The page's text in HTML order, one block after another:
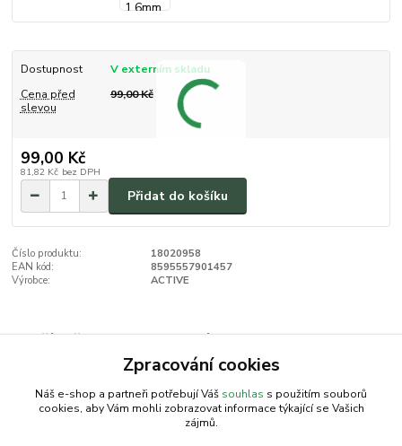
Dostupnost
V externím skladu
Cena před
slevou
99,00 Kč
99,00 Kč
81,82 Kč bez DPH
Přidat do košíku
Číslo produktu:
18020958
EAN kód:
8595557901457
Výrobce:
ACTIVE
Zboží zařazeno v kategoriích
Křov.-Vyžínač | Příslušenství ACTIVE
Zpracování cookies
Náš e-shop a partneři potřebují Váš souhlas s použitím souborů
cookies, aby Vám mohli zobrazovat informace týkající se Vašich
zájmů.